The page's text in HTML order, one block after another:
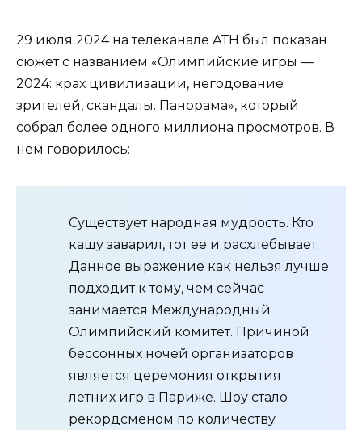
29 июля 2024 на телеканале АТН был показан
сюжет с названием «Олимпийские игры —
2024: крах цивилизации, негодование
зрителей, скандалы. Панорама», который
собрал более одного миллиона просмотров. В
нем говорилось:
Существует народная мудрость. Кто
кашу заварил, тот ее и расхлебывает.
Данное выражение как нельзя лучше
подходит к тому, чем сейчас
занимается Международный
Олимпийский комитет. Причиной
бессонных ночей организаторов
является церемония открытия
летних игр в Париже. Шоу стало
рекордсменом по количеству